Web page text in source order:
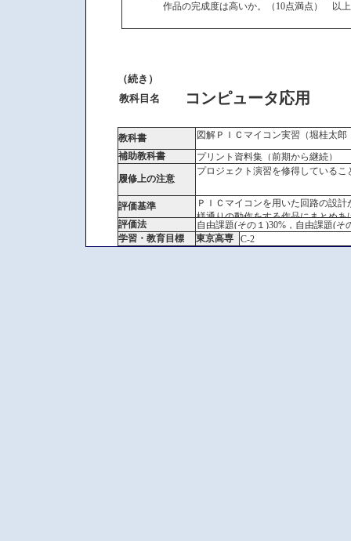
作品の完成度は高いか。（10点満点） 以上
（続き）
教科目名
コンピュータ応用
教科書
図解ＰＩＣマイコン実習（堀桂太
補助教科書
プリント資料集（前期から継続）
履修上の注意
プロジェクト演習を修得しているこ
評価基準
ＰＩＣマイコンを用いた回路の設
様通りの動作をする作品にまとめあ
評価法
自由課題(その１)30%，自由課題(そ
学習・教育目標
東京高専 C-2